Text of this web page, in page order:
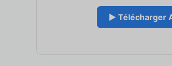
▶ Télécharger